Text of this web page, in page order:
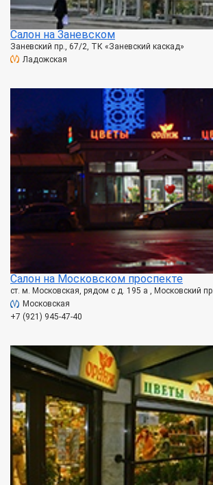
Салон на Заневском
Заневский пр., 67/2, ТК «Заневский каскад»
Ладожская
Салон на Московском проспекте
ст. м. Московская, рядом с д. 195 а , Московский пр.
Московская
+7 (921) 945-47-40